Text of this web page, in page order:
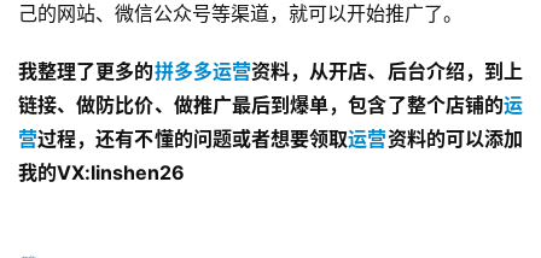
己的网站、微信公众号等渠道，就可以开始推广了。
我整理了更多的拼多多运营资料，从开店、后台介绍，到上
链接、做防比价、做推广最后到爆单，包含了整个店铺的运
营过程，还有不懂的问题或者想要领取运营资料的可以添加
我的VX:linshen26